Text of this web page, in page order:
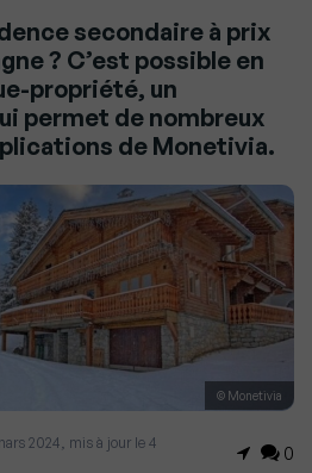
secondaire à prix
? C’est possible en
propriété, un
permet de nombreux
de Monetivia.
© Monetivia
2024, mis à jour le 4
0